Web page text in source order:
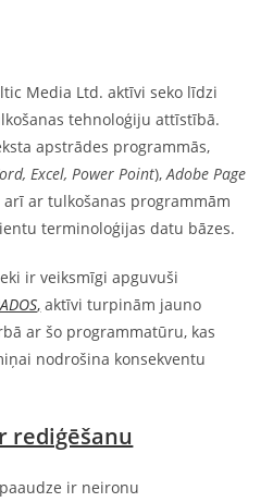
Media Ltd. aktīvi seko līdzi
tehnoloģiju attīstībā.
apstrādes programmās,
Excel, Power Point),Adobe Page
ar tulkošanas programmām
terminoloģijas datu bāzes.
ir veiksmīgi apguvuši
, aktīvi turpinām jauno
ar šo programmatūru, kas
nodrošina konsekventu
rediģēšanu
ir neironu